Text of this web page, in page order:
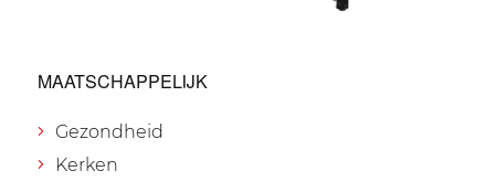
MAATSCHAPPELIJK
Gezondheid
Kerken